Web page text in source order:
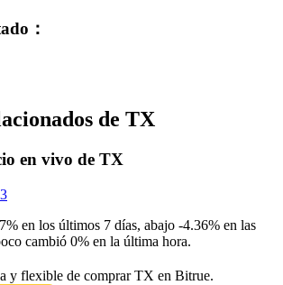
：
de TX
en vivo de TX
en los últimos 7 días, abajo -4.36% en las
cambió 0% en la última hora.
y flexible de comprar TX en Bitrue.